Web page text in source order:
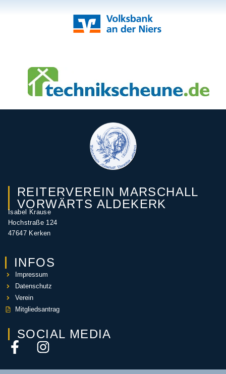
REITERVEREIN MARSCHALL
VORWÄRTS ALDEKERK
Isabel Krause
Hochstraße 124
47647 Kerken
INFOS
Impressum
Datenschutz
Verein
Mitgliedsantrag
SOCIAL MEDIA